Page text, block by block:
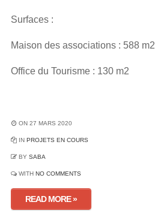
Surfaces :
Maison des associations : 588 m2
Office du Tourisme : 130 m2
ON 27 MARS 2020
IN PROJETS EN COURS
BY SABA
WITH NO COMMENTS
READ MORE »